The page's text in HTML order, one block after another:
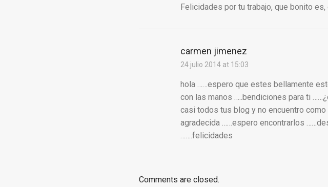
Felicidades por tu trabajo, que bonito
carmen jimenez
24 julio 2014 at 15:03
hola ……espero que estes bellamente
con las manos …..bendiciones para ti
casi todos tus blog y no encuentro
agradecida ……espero encontrarlos
…….felicidades
Comments are closed.